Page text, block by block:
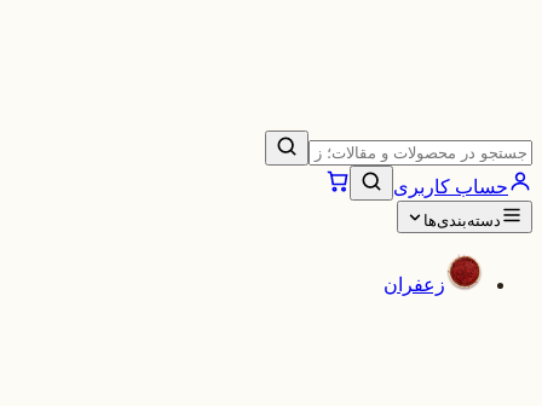
حساب کاربری
دسته‌بندی‌ها
زعفران